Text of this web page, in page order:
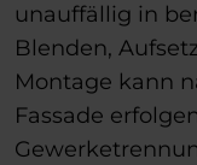
unauffällig in
Blenden,
Montage kann
Fassade